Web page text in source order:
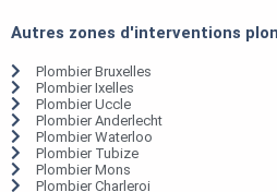
Autres zones d'interventions
Plombier Bruxelles
Plombier Ixelles
Plombier Uccle
Plombier Anderlecht
Plombier Waterloo
Plombier Tubize
Plombier Mons
Plombier Charleroi